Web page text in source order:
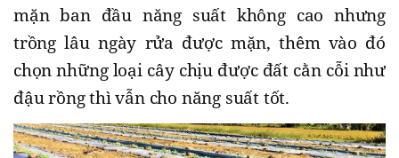
mặn ban đầu năng suất không cao nhưng
trồng lâu ngày rửa được mặn, thêm vào đó
chọn những loại cây chịu được đất cằn cỗi như
đậu rồng thì vẫn cho năng suất tốt.